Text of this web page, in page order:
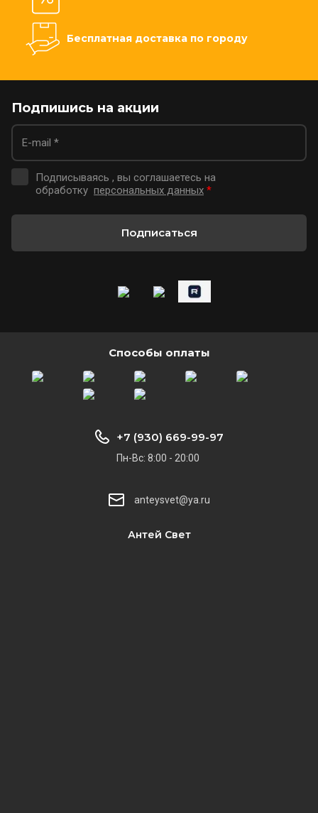
Бесплатная доставка по городу
Подпишись на акции
Подписываясь , вы соглашаетесь на
обработку персональных данных *
Подписаться
Способы оплаты
Антей Свет
+7 (930) 669-99-97
Пн-Вс: 8:00 - 20:00
anteysvet@ya.ru